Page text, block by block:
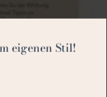
eigenen Stil!